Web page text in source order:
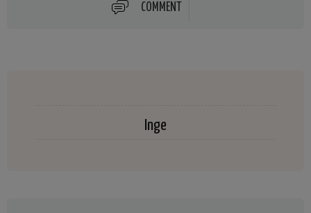
COMMENT
Inge